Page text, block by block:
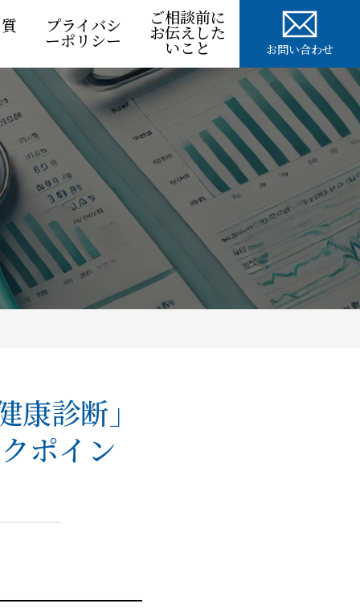
プライバシ
ーポリシー
ご相談前に
お伝えした
いこと お問い合わせ
診断」
ポイン